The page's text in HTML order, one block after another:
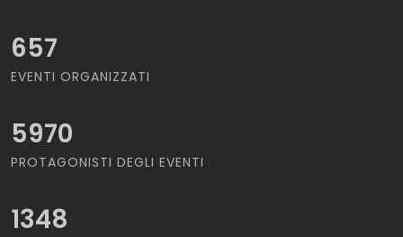
657
EVENTI ORGANIZZATI
5970
PROTAGONISTI DEGLI EVENTI
1348